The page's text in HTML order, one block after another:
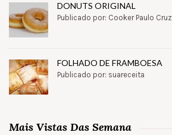
DONUTS ORIGINAL
Publicado por: Cooker Paulo Cruz
FOLHADO DE FRAMBOESA
Publicado por: suareceita
Mais Vistas Das Semana